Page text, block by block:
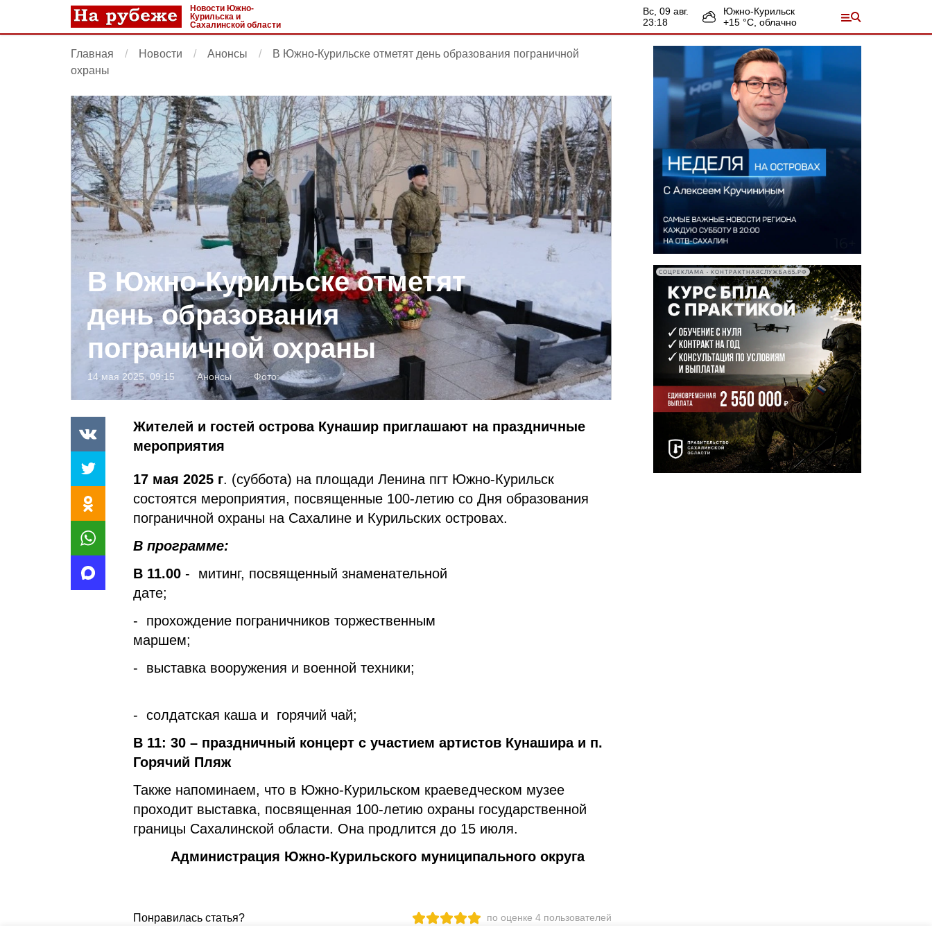
Новости Южно-
Курильска и
Сахалинской области
вс, 09 авг.
23:18
Южно-Курильск
+15 °С, облачно
Главная Новости Анонсы
В Южно-Курильске отметят день образования пограничной
охраны
В Южно-Курильске отметят
день образования
пограничной охраны
14 мая 2025, 09:15 Анонсы Фото:
Жителей и гостей острова Кунашир приглашают на праздничные
мероприятия
17 мая 2025 г. (суббота) на площади Ленина пгт Южно-Курильск
состоятся мероприятия, посвященные 100-летию со Дня образования
пограничной охраны на Сахалине и Курильских островах.
В программе:
В 11.00 - митинг, посвященный знаменательной
дате;
- прохождение пограничников торжественным
маршем;
- выставка вооружения и военной техники;
- солдатская каша и горячий чай;
В 11: 30 – праздничный концерт с участием артистов Кунашира и п.
Горячий Пляж
Также напоминаем, что в Южно-Курильском краеведческом музее
проходит выставка, посвященная 100-летию охраны государственной
границы Сахалинской области. Она продлится до 15 июля.
Администрация Южно-Курильского муниципального округа
Понравилась статья? по оценке 4 пользователей
СОЦРЕКЛАМА • КОНТРАКТНАЯСЛУЖБА65.РФ